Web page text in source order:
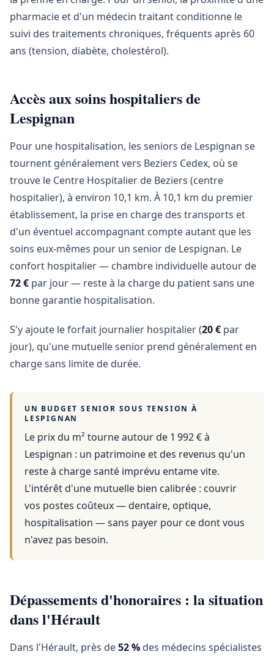
pharmacie et d'un médecin traitant conditionne le
suivi des traitements chroniques, fréquents après 60
ans (tension, diabète, cholestérol).
Accès aux soins hospitaliers de
Lespignan
Pour une hospitalisation, les seniors de Lespignan se
tournent généralement vers Beziers Cedex, où se
trouve le Centre Hospitalier de Beziers (centre
hospitalier), à environ 10,1 km. À 10,1 km du premier
établissement, la prise en charge des transports et
d'un éventuel accompagnant compte autant que les
soins eux-mêmes pour un senior de Lespignan. Le
confort hospitalier — chambre individuelle autour de
72 € par jour — reste à la charge du patient sans une
bonne garantie hospitalisation.
S'y ajoute le forfait journalier hospitalier (20 € par
jour), qu'une mutuelle senior prend généralement en
charge sans limite de durée.
UN BUDGET SENIOR SOUS TENSION À
LESPIGNAN
Le prix du m² tourne autour de 1 992 €à
Lespignan : un patrimoine et des revenus qu'un
reste à charge santé imprévu entame vite.
L'intérêt d'une mutuelle bien calibrée : couvrir
vos postes coûteux — dentaire, optique,
hospitalisation — sans payer pour ce dont vous
n'avez pas besoin.
Dépassements d'honoraires : la situation
dans l'Hérault
Dans l'Hérault, près de52 % des médecins spécialistes